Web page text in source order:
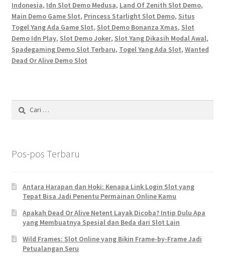
Indonesia, Idn Slot Demo Medusa, Land Of Zenith Slot Demo,
Main Demo Game Slot, Princess Starlight Slot Demo, Situs
Togel Yang Ada Game Slot, Slot Demo Bonanza Xmas, Slot
Demo Idn Play, Slot Demo Joker, Slot Yang Dikasih Modal Awal,
Spadegaming Demo Slot Terbaru, Togel Yang Ada Slot, Wanted
Dead Or Alive Demo Slot
untuk:
Pos-pos Terbaru
Antara Harapan dan Hoki: Kenapa Link Login Slot yang
Tepat Bisa Jadi Penentu Permainan Online Kamu
Apakah Dead Or Alive Netent Layak Dicoba? Intip Dulu Apa
yang Membuatnya Spesial dan Beda dari Slot Lain
Wild Frames: Slot Online yang Bikin Frame-by-Frame Jadi
Petualangan Seru